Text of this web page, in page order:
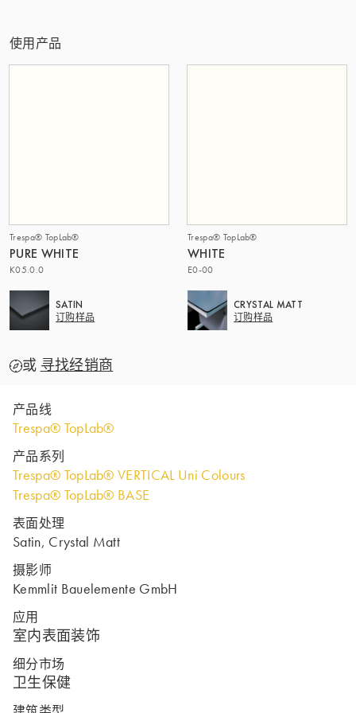
使用产品
Trespa® TopLab®
PURE WHITE
K05.0.0
SATIN
订购样品
Trespa® TopLab®
WHITE
E0-00
CRYSTAL MATT
订购样品
或 寻找经销商
产品线
Trespa® TopLab®
产品系列
Trespa® TopLab® VERTICAL Uni Colours
Trespa® TopLab® BASE
表面处理
Satin, Crystal Matt
摄影师
Kemmlit Bauelemente GmbH
应用
室内表面装饰
细分市场
卫生保健